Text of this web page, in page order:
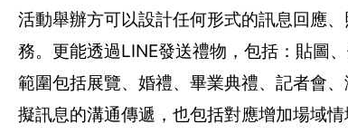
活動舉辦方可以設計任何形式的訊息回應
務。更能透過LINE發送禮物，包括：貼圖
範圍包括展覽、婚禮、畢業典禮、記者會
擬訊息的溝通傳遞，也包括對應增加場域情